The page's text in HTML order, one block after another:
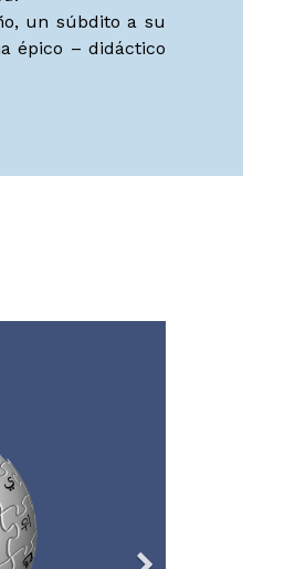
un súbdito a su
épico – didáctico